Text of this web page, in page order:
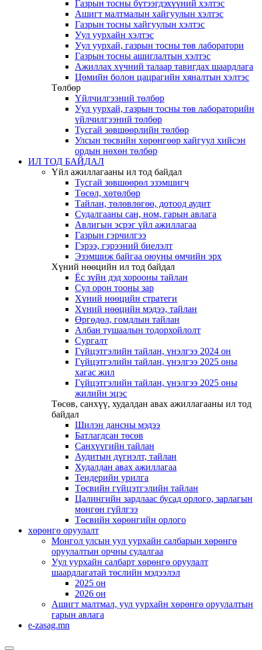
Газрын тосны бүтээгдэхүүний хэлтэс
Ашигт малтмалын хайгуулын хэлтэс
Газрын тосны хайгуулын хэлтэс
Уул уурхайн хэлтэс
Уул уурхай, газрын тосны төв лаборатори
Газрын тосны ашиглалтын хэлтэс
Ажиллах хүчний талаар тавигдах шаардлага
Цөмийн болон цацрагийн хяналтын хэлтэс
Төлбөр
Үйлчилгээний төлбөр
Уул уурхай, газрын тосны төв лабораторийн
үйлчилгээний төлбөр
Тусгай зөвшөөрлийн төлбөр
Улсын төсвийн хөрөнгөөр хайгуул хийсэн
ордын нөхөн төлбөр
ИЛ ТОД БАЙДАЛ
Үйл ажиллагааны ил тод байдал
Тусгай зөвшөөрөл эзэмшигч
Төсөл, хөтөлбөр
Тайлан, төлөвлөгөө, дотоод аудит
Судалгааны сан, ном, гарын авлага
Авлигын эсрэг үйл ажиллагаа
Газрын гэрчилгээ
Гэрээ, гэрээний биелэлт
Эзэмшиж байгаа оюуны өмчийн эрх
Хүний нөөцийн ил тод байдал
Ёс зүйн дэд хорооны тайлан
Сул орон тооны зар
Хүний нөөцийн стратеги
Хүний нөөцийн мэдээ, тайлан
Өргөдөл, гомдлын тайлан
Албан тушаалын тодорхойлолт
Сургалт
Гүйцэтгэлийн тайлан, үнэлгээ 2024 он
Гүйцэтгэлийн тайлан, үнэлгээ 2025 оны
хагас жил
Гүйцэтгэлийн тайлан, үнэлгээ 2025 оны
жилийн эцэс
Төсөв, санхүү, худалдан авах ажиллагааны ил тод
байдал
Шилэн дансны мэдээ
Батлагдсан төсөв
Санхүүгийн тайлан
Аудитын дүгнэлт, тайлан
Худалдан авах ажиллагаа
Тендерийн урилга
Төсвийн гүйцэтгэлийн тайлан
Цалингийн зардлаас бусад орлого, зарлагын
мөнгөн гүйлгээ
Төсвийн хөрөнгийн орлого
хөрөнгө оруулалт
Монгол улсын уул уурхайн салбарын хөрөнгө
оруулалтын орчны судалгаа
Уул уурхайн салбарт хөрөнгө оруулалт
шаардлагатай төслийн мэдээлэл
2025 он
2026 он
Ашигт малтмал, уул уурхайн хөрөнгө оруулалтын
гарын авлага
e-zasag.mn